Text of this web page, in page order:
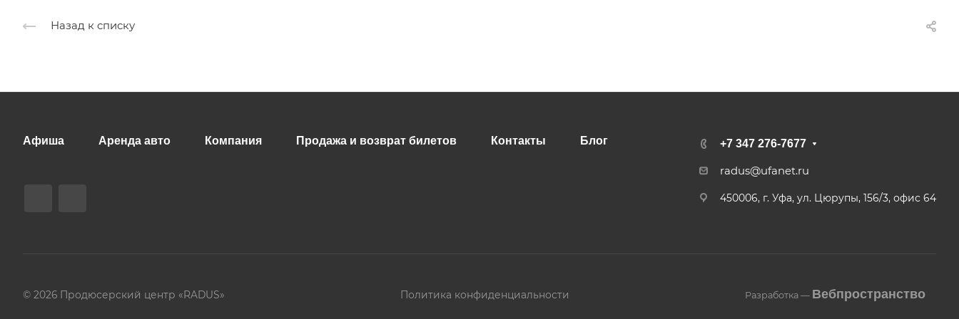
Назад к списку
Афиша Аренда авто Компания Продажа и возврат билетов Контакты Блог +7 347 276-7677
radus@ufanet.ru
450006, г. Уфа, ул. Цюрупы, 156/3, офис 64
© 2026 Продюсерский центр «RADUS» Политика конфиденциальности Разработка — Вебпространство